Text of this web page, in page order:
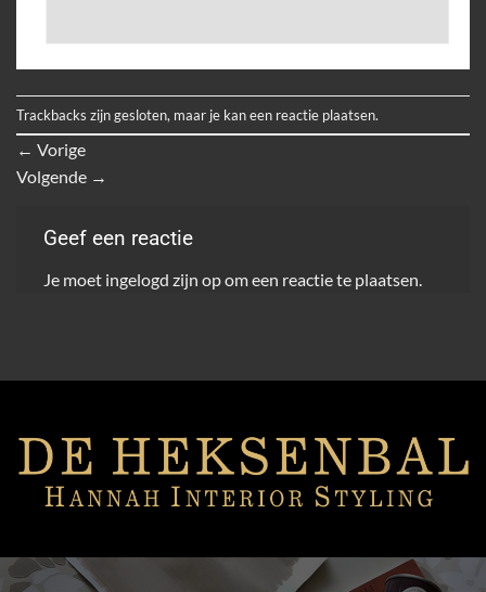
Trackbacks zijn gesloten, maar je kaneen reactie plaatsen.
← Vorige
Volgende →
Geef een reactie
Je moet ingelogd zijn opom een reactie te plaatsen.